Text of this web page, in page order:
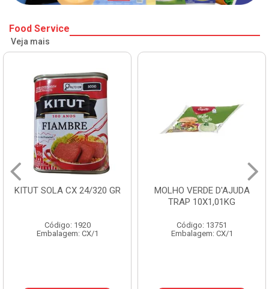
Food Service
Veja mais
KITUT SOLA CX 24/320 GR
Código: 1920
Embalagem: CX/1
MOLHO VERDE D'AJUDA
TRAP 10X1,01KG
Código: 13751
Embalagem: CX/1